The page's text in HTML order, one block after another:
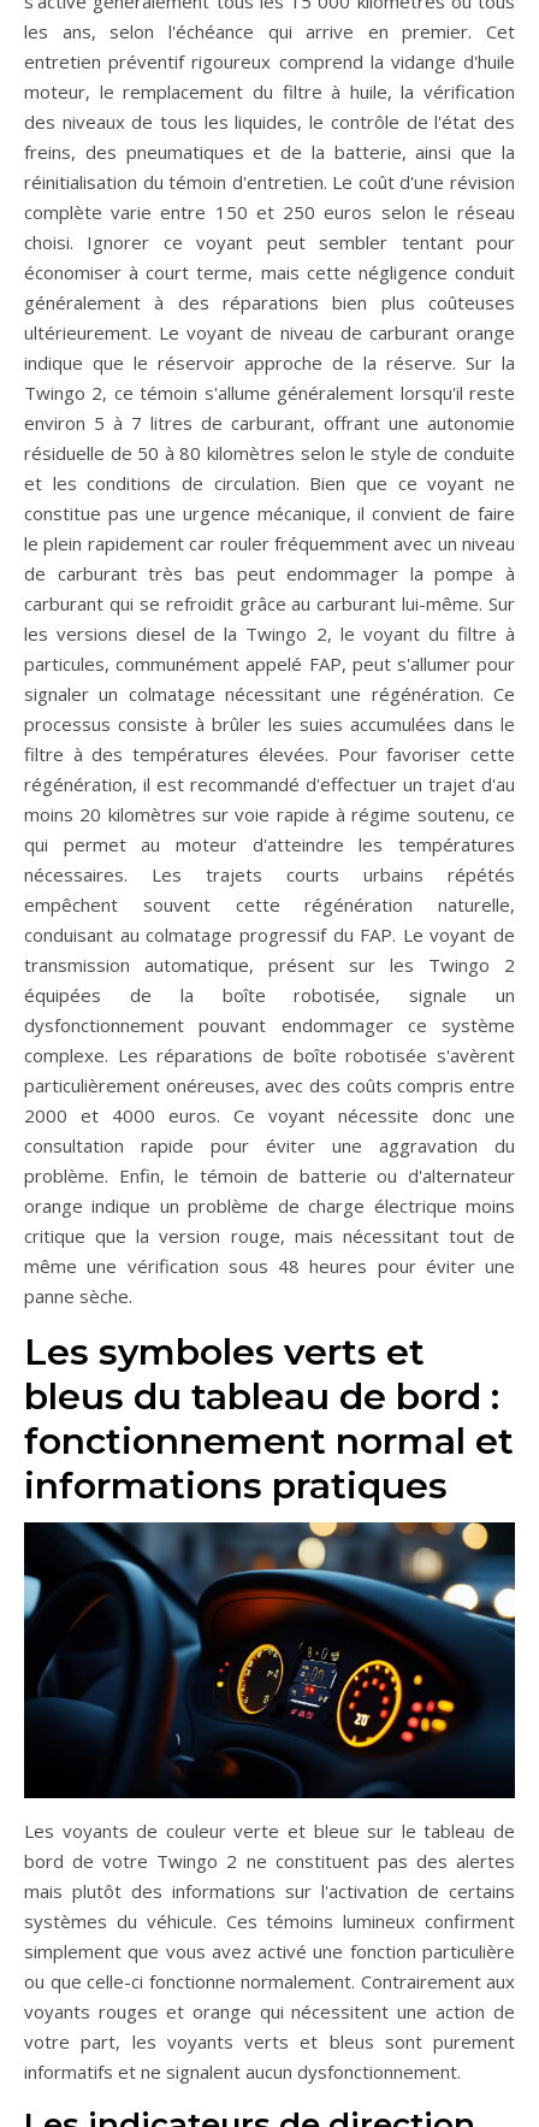
les ans, selon l'échéance qui arrive en premier. Cet
entretien préventif rigoureux comprend la vidange d'huile
moteur, le remplacement du filtre à huile, la vérification
des niveaux de tous les liquides, le contrôle de l'état des
freins, des pneumatiques et de la batterie, ainsi que la
réinitialisation du témoin d'entretien. Le coût d'une révision
complète varie entre 150 et 250 euros selon le réseau
choisi. Ignorer ce voyant peut sembler tentant pour
économiser à court terme, mais cette négligence conduit
généralement à des réparations bien plus coûteuses
ultérieurement. Le voyant de niveau de carburant orange
indique que le réservoir approche de la réserve. Sur la
Twingo 2, ce témoin s'allume généralement lorsqu'il reste
environ 5 à 7 litres de carburant, offrant une autonomie
résiduelle de 50 à 80 kilomètres selon le style de conduite
et les conditions de circulation. Bien que ce voyant ne
constitue pas une urgence mécanique, il convient de faire
le plein rapidement car rouler fréquemment avec un niveau
de carburant très bas peut endommager la pompe à
carburant qui se refroidit grâce au carburant lui-même. Sur
les versions diesel de la Twingo 2, le voyant du filtre à
particules, communément appelé FAP, peut s'allumer pour
signaler un colmatage nécessitant une régénération. Ce
processus consiste à brûler les suies accumulées dans le
filtre à des températures élevées. Pour favoriser cette
régénération, il est recommandé d'effectuer un trajet d'au
moins 20 kilomètres sur voie rapide à régime soutenu, ce
qui permet au moteur d'atteindre les températures
nécessaires. Les trajets courts urbains répétés
empêchent souvent cette régénération naturelle,
conduisant au colmatage progressif du FAP. Le voyant de
transmission automatique, présent sur les Twingo 2
équipées de la boîte robotisée, signale un
dysfonctionnement pouvant endommager ce système
complexe. Les réparations de boîte robotisée s'avèrent
particulièrement onéreuses, avec des coûts compris entre
2000 et 4000 euros. Ce voyant nécessite donc une
consultation rapide pour éviter une aggravation du
problème. Enfin, le témoin de batterie ou d'alternateur
orange indique un problème de charge électrique moins
critique que la version rouge, mais nécessitant tout de
même une vérification sous 48 heures pour éviter une
panne sèche.
Les symboles verts et
bleus du tableau de bord :
fonctionnement normal et
informations pratiques
Les voyants de couleur verte et bleue sur le tableau de
bord de votre Twingo 2 ne constituent pas des alertes
mais plutôt des informations sur l'activation de certains
systèmes du véhicule. Ces témoins lumineux confirment
simplement que vous avez activé une fonction particulière
ou que celle-ci fonctionne normalement. Contrairement aux
voyants rouges et orange qui nécessitent une action de
votre part, les voyants verts et bleus sont purement
informatifs et ne signalent aucun dysfonctionnement.